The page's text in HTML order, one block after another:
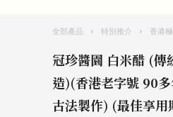
全部產品 › 特別推介 › 香港
冠珍醬園 白米醋 (傳
造)(香港老字號 90
古法製作) (最佳享用